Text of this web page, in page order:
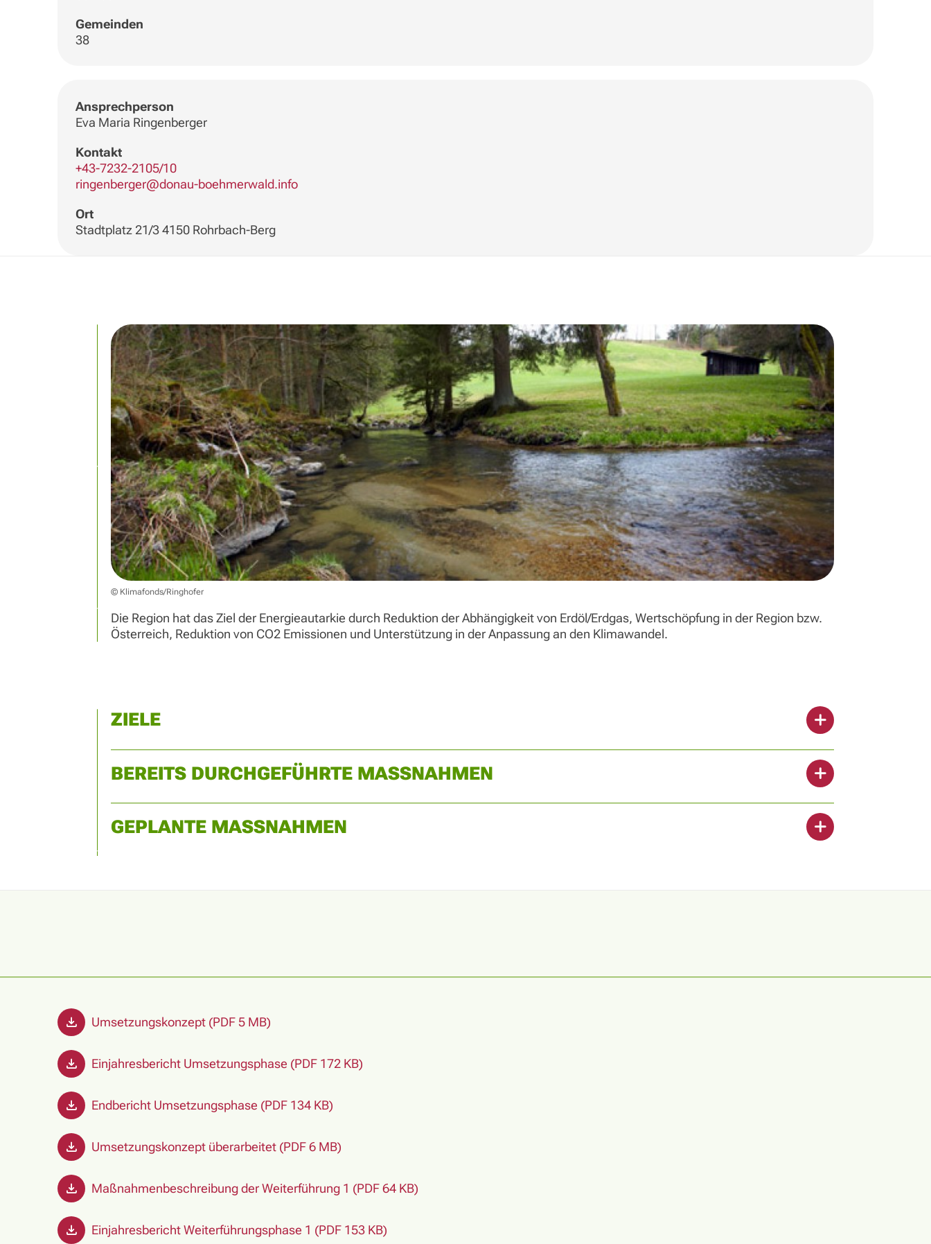
Gemeinden
38
Ansprechperson
Eva Maria Ringenberger
Kontakt
+43-7232-2105/10
ringenberger@donau-boehmerwald.info
Ort
Stadtplatz 21/3 4150 Rohrbach-Berg
Die Region hat das Ziel der Energieautarkie durch Reduktion der Abhängigkeit von Erdöl/Erdgas, Wertschöpfung in der Region bzw.
Österreich, Reduktion von CO2 Emissionen und Unterstützung in der Anpassung an den Klimawandel.
© Klimafonds/Ringhofer
ZIELE
BEREITS DURCHGEFÜHRTE MASSNAHMEN
GEPLANTE MASSNAHMEN
Umsetzungskonzept (PDF 5 MB)
Einjahresbericht Umsetzungsphase (PDF 172 KB)
Endbericht Umsetzungsphase (PDF 134 KB)
Umsetzungskonzept überarbeitet (PDF 6 MB)
Maßnahmenbeschreibung der Weiterführung 1 (PDF 64 KB)
Einjahresbericht Weiterführungsphase 1 (PDF 153 KB)